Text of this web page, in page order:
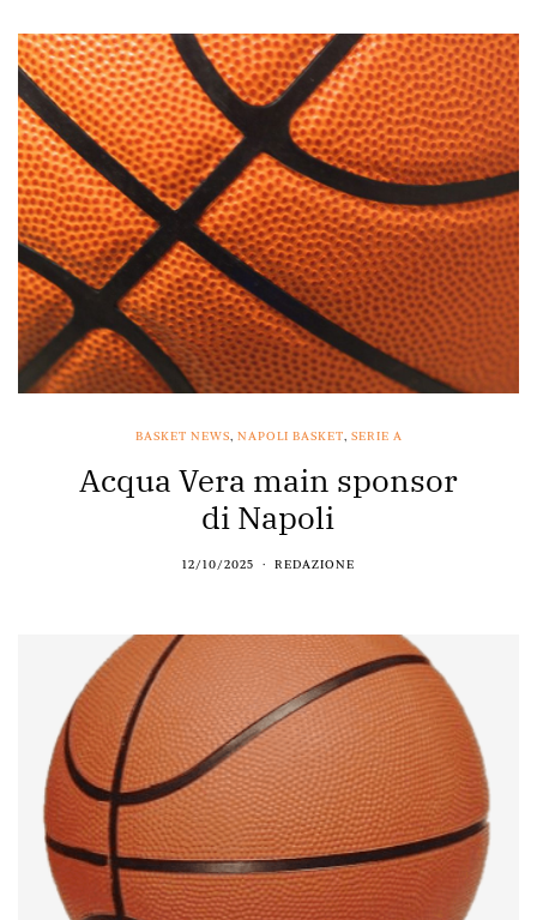
BASKET NEWS, NAPOLI BASKET, SERIE A
Acqua Vera main sponsor
di Napoli
12/10/2025 REDAZIONE